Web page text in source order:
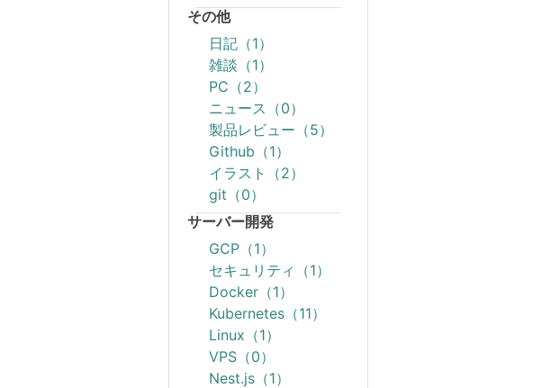
その他
日記（1）
雑談（1）
PC（2）
ニュース（0）
製品レビュー（5）
Github（1）
イラスト（2）
git（0）
サーバー開発
GCP（1）
セキュリティ（1）
Docker（1）
Kubernetes（11）
Linux（1）
VPS（0）
Nest.js（1）